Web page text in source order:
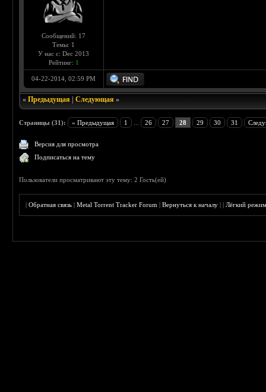
Сообщений: 17
Темы: 1
У нас с: Dec 2013
Рейтинг: 1
04-22-2014, 02:59 PM
«Предыдущая |Следующая »
Страницы (31): « Предыдущая 1 26 27 28 29 30 31
Версия для просмотра
Подписаться на тему
Пользователи просматривают эту тему: 2 Гость(ей)
|Обратная связь |Metal Torrent Tracker Forum |Вернуться к началу ||Лёгкий